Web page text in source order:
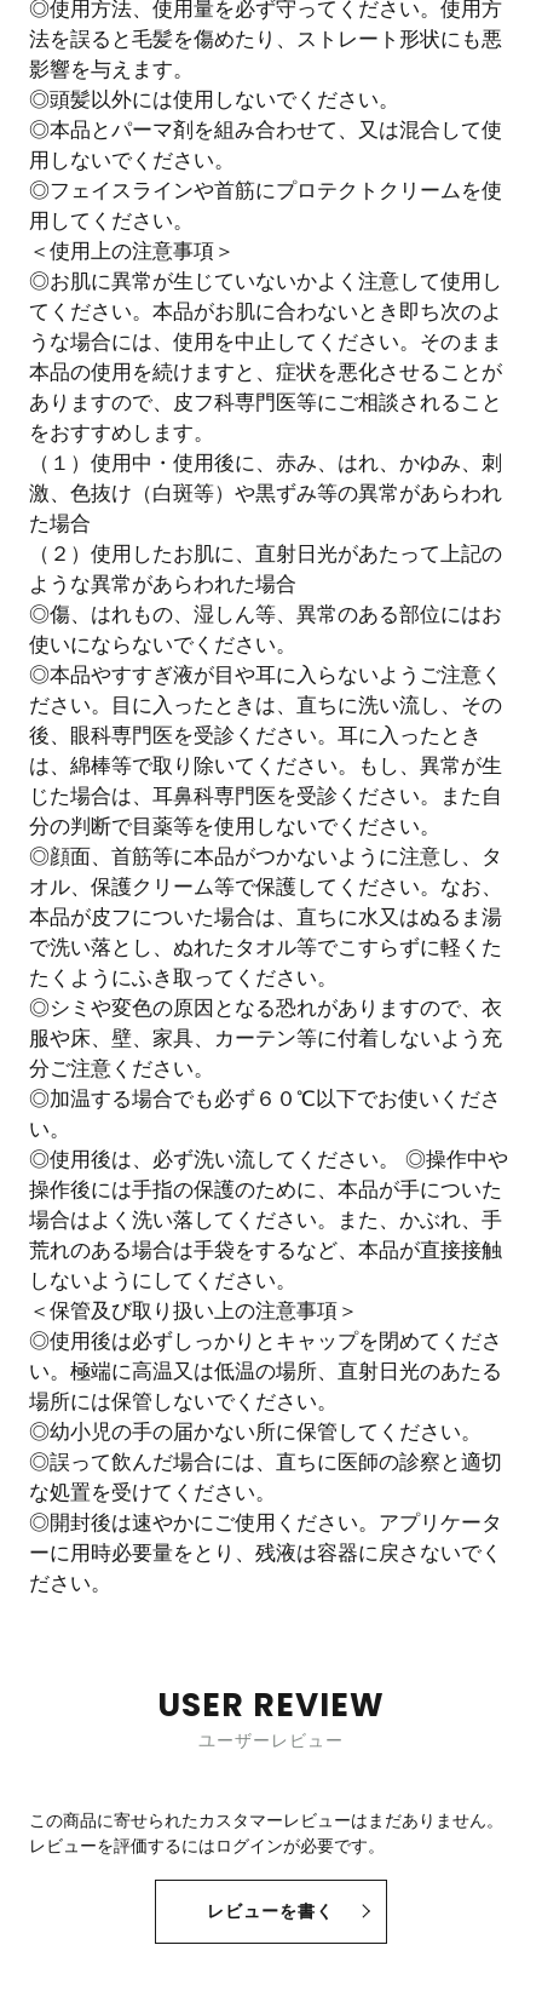
◎使用方法、使用量を必ず守ってください。使用方
法を誤ると毛髪を傷めたり、ストレート形状にも悪
影響を与えます。
◎頭髪以外には使用しないでください。
◎本品とパーマ剤を組み合わせて、又は混合して使
用しないでください。
◎フェイスラインや首筋にプロテクトクリームを使
用してください。
＜使用上の注意事項＞
◎お肌に異常が生じていないかよく注意して使用し
てください。本品がお肌に合わないとき即ち次のよ
うな場合には、使用を中止してください。そのまま
本品の使用を続けますと、症状を悪化させることが
ありますので、皮フ科専門医等にご相談されること
をおすすめします。
（１）使用中・使用後に、赤み、はれ、かゆみ、刺
激、色抜け（白斑等）や黒ずみ等の異常があらわれ
た場合
（２）使用したお肌に、直射日光があたって上記の
ような異常があらわれた場合
◎傷、はれもの、湿しん等、異常のある部位にはお
使いにならないでください。
◎本品やすすぎ液が目や耳に入らないようご注意く
ださい。目に入ったときは、直ちに洗い流し、その
後、眼科専門医を受診ください。耳に入ったとき
は、綿棒等で取り除いてください。もし、異常が生
じた場合は、耳鼻科専門医を受診ください。また自
分の判断で目薬等を使用しないでください。
◎顔面、首筋等に本品がつかないように注意し、タ
オル、保護クリーム等で保護してください。なお、
本品が皮フについた場合は、直ちに水又はぬるま湯
で洗い落とし、ぬれたタオル等でこすらずに軽くた
たくようにふき取ってください。
◎シミや変色の原因となる恐れがありますので、衣
服や床、壁、家具、カーテン等に付着しないよう充
分ご注意ください。
◎加温する場合でも必ず６０℃以下でお使いくださ
い。
◎使用後は、必ず洗い流してください。 ◎操作中や
操作後には手指の保護のために、本品が手についた
場合はよく洗い落してください。また、かぶれ、手
荒れのある場合は手袋をするなど、本品が直接接触
しないようにしてください。
＜保管及び取り扱い上の注意事項＞
◎使用後は必ずしっかりとキャップを閉めてくださ
い。極端に高温又は低温の場所、直射日光のあたる
場所には保管しないでください。
◎幼小児の手の届かない所に保管してください。
◎誤って飲んだ場合には、直ちに医師の診察と適切
な処置を受けてください。
◎開封後は速やかにご使用ください。アプリケータ
ーに用時必要量をとり、残液は容器に戻さないでく
ださい。
USER REVIEW
ユーザーレビュー
この商品に寄せられたカスタマーレビューはまだありません。
レビューを評価するにはログインが必要です。
レビューを書く